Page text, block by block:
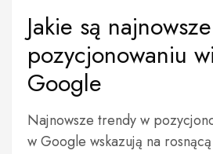
Jakie są
pozycjonowaniu
Google
Najnowsze trendy w
w Google wskazują na